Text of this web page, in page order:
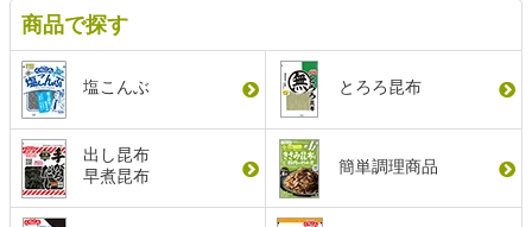
商品で探す
塩こんぶ とろろ昆布
出し昆布
早煮昆布
簡単調理商品